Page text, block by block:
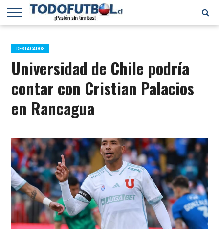
PRIMERA
B
SELECCIÓN
CHILENA
CHILENOS
EN EL
MUNDO
FÚTBOL
INTERNACIONAL
DESTACADOS
Universidad de Chile podría
contar con Cristian Palacios
en Rancagua